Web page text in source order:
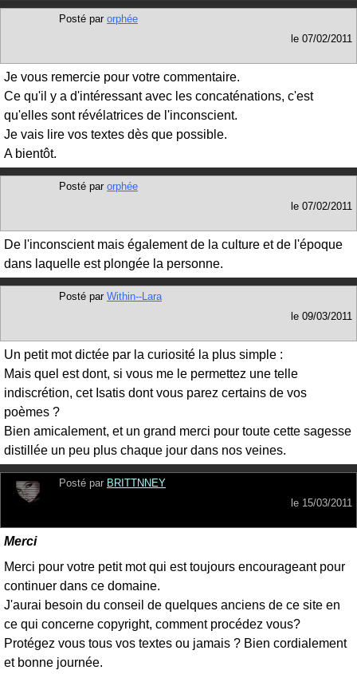
Posté par orphée
le 07/02/2011
Je vous remercie pour votre commentaire.
Ce qu'il y a d'intéressant avec les concaténations, c'est
qu'elles sont révélatrices de l'inconscient.
Je vais lire vos textes dès que possible.
A bientôt.
Posté par orphée
le 07/02/2011
De l'inconscient mais également de la culture et de l'époque
dans laquelle est plongée la personne.
Posté par Within--Lara
le 09/03/2011
Un petit mot dictée par la curiosité la plus simple :
Mais quel est dont, si vous me le permettez une telle
indiscrétion, cet Isatis dont vous parez certains de vos
poèmes ?
Bien amicalement, et un grand merci pour toute cette sagesse
distillée un peu plus chaque jour dans nos veines.
Posté par BRITTNNEY
le 15/03/2011
Merci
Merci pour votre petit mot qui est toujours encourageant pour
continuer dans ce domaine.
J'aurai besoin du conseil de quelques anciens de ce site en
ce qui concerne copyright, comment procédez vous?
Protégez vous tous vos textes ou jamais ? Bien cordialement
et bonne journée.